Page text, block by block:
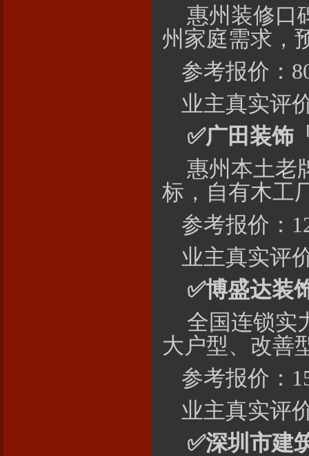
惠州装修口
州家庭需求，
参考报价：
业主真实评
✅广田装饰
惠州本土老
标，自有木工
参考报价：
业主真实评
✅博盛达装
全国连锁实
大户型、改善
参考报价：
业主真实评
✅深圳市建